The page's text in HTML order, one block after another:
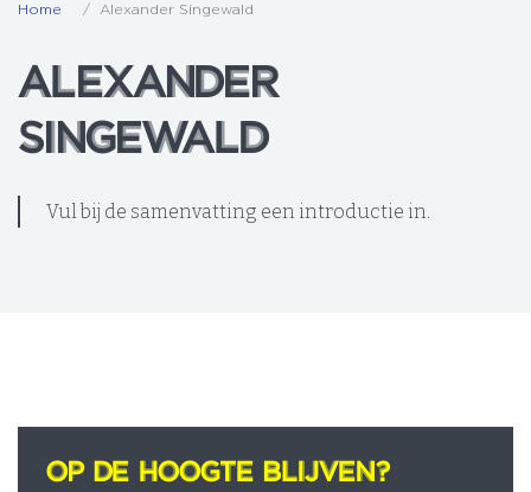
Home Alexander Singewald
ALEXANDER
SINGEWALD
ALEXANDER
SINGEWALD
Vul bij de samenvatting een introductie in.
OP DE HOOGTE BLIJVEN?
OP DE HOOGTE BLIJVEN?